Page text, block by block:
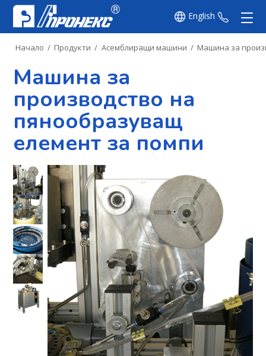
English +359
Начало / Продукти / Асемблиращи машини / Машина за
Машина за
производство на
пянообразуващ
елемент за помпи